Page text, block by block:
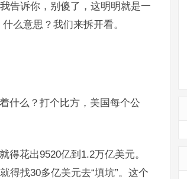
告诉你，别傻了，这明明就是一
么意思？我们来拆开看。
什么？打个比方，美国每个公
得花出9520亿到1.2万亿美元。
得找30多亿美元去“填坑”。这个